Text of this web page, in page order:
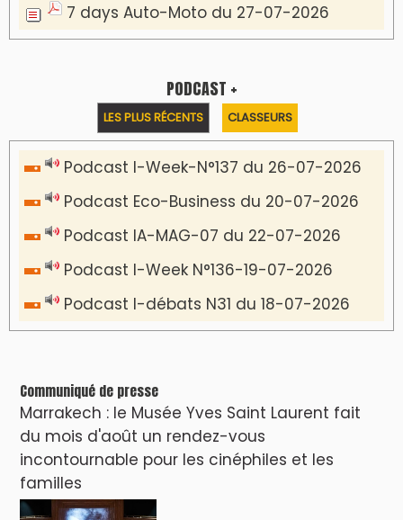
7 days Auto-Moto du 27-07-2026
PODCAST +
LES PLUS RÉCENTS CLASSEURS
Podcast I-Week-N°137 du 26-07-2026
Podcast Eco-Business du 20-07-2026
Podcast IA-MAG-07 du 22-07-2026
Podcast I-Week N°136-19-07-2026
Podcast I-débats N31 du 18-07-2026
Communiqué de presse
Marrakech : le Musée Yves Saint Laurent fait
du mois d'août un rendez-vous
incontournable pour les cinéphiles et les
familles